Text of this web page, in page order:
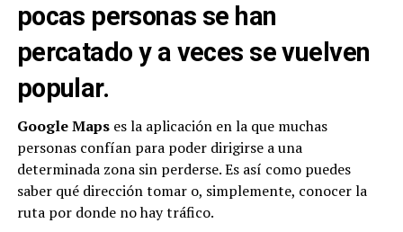
pocas personas se han
percatado y a veces se vuelven
popular.
Google Mapses la aplicación en la que muchas
personas confían para poder dirigirse a una
determinada zona sin perderse. Es así como puedes
saber qué dirección tomar o, simplemente, conocer la
ruta por donde no hay tráfico.